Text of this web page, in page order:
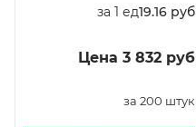
за 1 ед19.16 руб
Цена 3 832 руб
за 200 штук